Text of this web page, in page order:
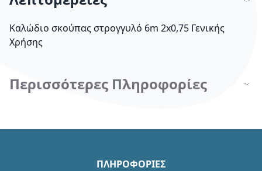
Καλώδιο σκούπας στρογγυλό 6m 2x0,75 Γενικής
Χρήσης
Περισσότερες Πληροφορίες
ΠΛΗΡΟΦΟΡΙΕΣ